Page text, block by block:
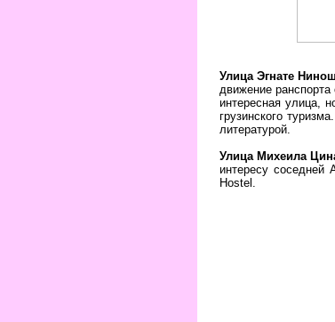
Улица Эгнате
движение
интересная улица,
грузинского
литературой.
Улица Михеила
интересу соседней
Hostel.